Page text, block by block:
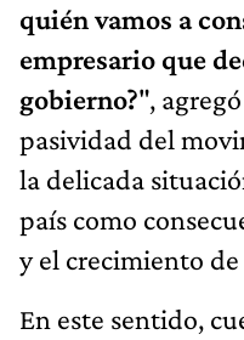
quién vamos a
empresario que
gobierno?",
pasividad del
la delicada
país como
y el crecimiento
En este sentido,